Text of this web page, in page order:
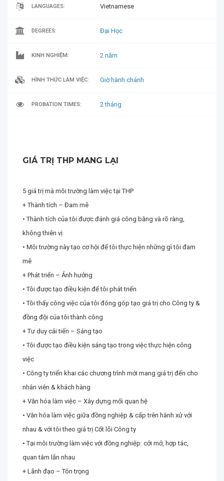
LANGUAGES: Vietnamese
DEGREES: Đại Học
KINH NGHIỆM: 2 năm
HÌNH THỨC LÀM VIỆC: Giờ hành chánh
PROBATION TIMES: 2 tháng
GIÁ TRỊ THP MANG LẠI
5 giá trị mà môi trường làm việc tại THP
+ Thành tích – Đam mê
• Thành tích của tôi được đánh giá công bằng và rõ ràng,
không thiên vị
• Môi trường này tạo cơ hội để tôi thực hiện những gì tôi đam
mê
+ Phát triển – Ảnh hưởng
• Tôi được tạo điều kiện để tôi phát triển
• Tôi thấy công việc của tôi đóng góp tạo giá trị cho Công ty &
đồng đội của tôi thành công
+ Tư duy cải tiến – Sáng tạo
• Tôi được tạo điều kiện sáng tạo trong việc thực hiện công
việc
• Công ty triển khai các chương trình mới mang giá trị đến cho
nhân viên & khách hàng
+ Văn hóa làm việc – Xây dựng mối quan hệ
• Văn hóa làm việc giữa đồng nghiệp & cấp trên hành xử với
nhau & với tôi theo giá trị Cốt lõi Công ty
• Tại môi trường làm việc với đồng nghiệp: cởi mở, hợp tác,
quan tâm lẫn nhau
+ Lãnh đạo – Tôn trọng